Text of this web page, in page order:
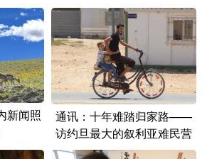
新闻照
通讯：十年难踏归家路——
访约旦最大的叙利亚难民营